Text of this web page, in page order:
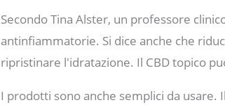
Secondo Tina Alster, un professore
antinfiammatorie. Si dice anche che
ripristinare l'idratazione. Il CBD topico
I prodotti sono anche semplici da usare.